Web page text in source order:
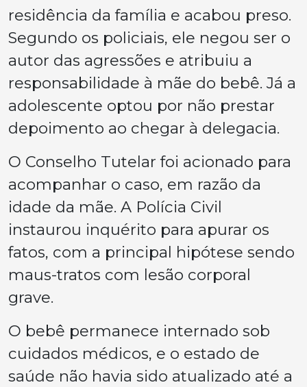
residência da família e acabou preso.
Segundo os policiais, ele negou ser o
autor das agressões e atribuiu a
responsabilidade à mãe do bebê. Já a
adolescente optou por não prestar
depoimento ao chegar à delegacia.
O Conselho Tutelar foi acionado para
acompanhar o caso, em razão da
idade da mãe. A Polícia Civil
instaurou inquérito para apurar os
fatos, com a principal hipótese sendo
maus-tratos com lesão corporal
grave.
O bebê permanece internado sob
cuidados médicos, e o estado de
saúde não havia sido atualizado até a